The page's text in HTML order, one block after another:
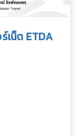
เน็ต ETDA